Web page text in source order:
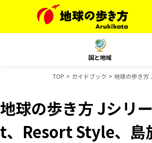
国と地域
TOP ガイドブック 地球の歩き方
地球の歩き方 Jシリ
t、Resort Style、島